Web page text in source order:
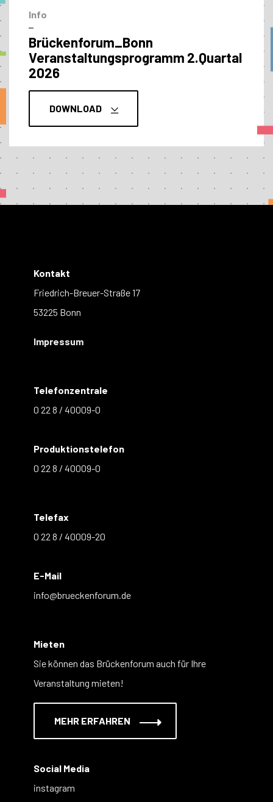
Info
–
Brückenforum_Bonn
Veranstaltungs­programm 2.Quartal
2026
DOWNLOAD
Kontakt
Friedrich-Breuer-Straße 17
53225 Bonn
Impressum
Telefonzentrale
0 22 8 / 40009-0
Produktionstelefon
0 22 8 / 40009-0
Telefax
0 22 8 / 40009-20
E-Mail
info@brueckenforum.de
Mieten
Sie können das Brückenforum auch für Ihre
Veranstaltung mieten!
MEHR ERFAHREN
Social Media
instagram